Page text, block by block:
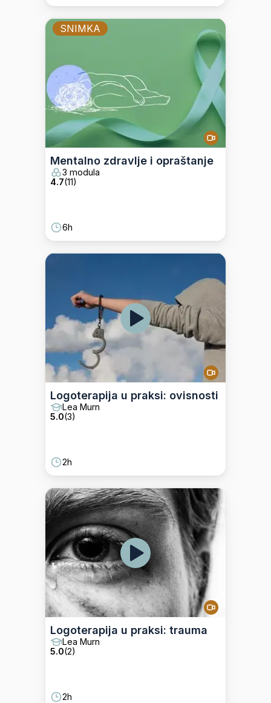
SNIMKA
Mentalno zdravlje i opraštanje
3 modula
4.7(11)
6h
Logoterapija u praksi: ovisnosti
Lea Murn
5.0(3)
2h
Logoterapija u praksi: trauma
Lea Murn
5.0(2)
2h